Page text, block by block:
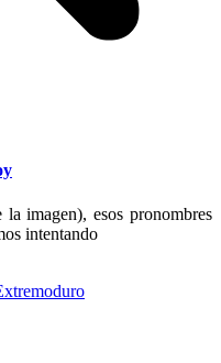
imagen), esos pronombres
intentando